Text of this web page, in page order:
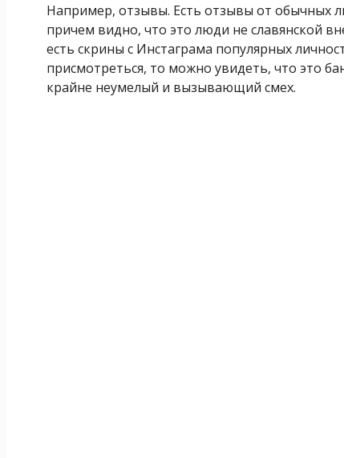
Например, отзывы. Есть отзывы от обычных
причем видно, что это люди не славянской
есть скрины с Инстаграма популярных
присмотреться, то можно увидеть, что это
крайне неумелый и вызывающий смех.